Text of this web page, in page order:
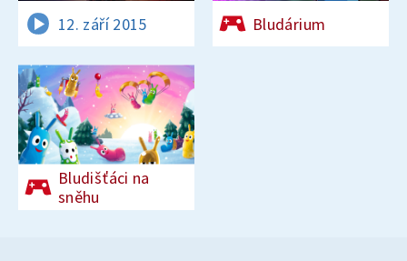
12. září 2015 Bludárium
Bludišťáci na
sněhu